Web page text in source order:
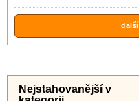
Nejstahovanější v